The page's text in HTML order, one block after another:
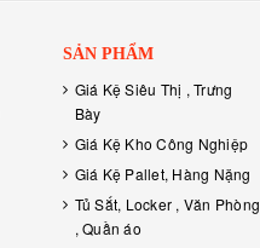
SẢN PHẨM
Giá Kệ Siêu Thị , Trưng
Bày
Giá Kệ Kho Công Nghiệp
Giá Kệ Pallet, Hàng Nặng
Tủ Sắt, Locker , Văn Phòng
, Quần áo